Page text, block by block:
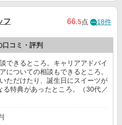
フ 66.5点 18件
コミ・評判
できるところ。キャリアアドバイ
についての相談もできるところ。
ただけたり、誕生日にスイーツが
る特典があったところ。（30代／